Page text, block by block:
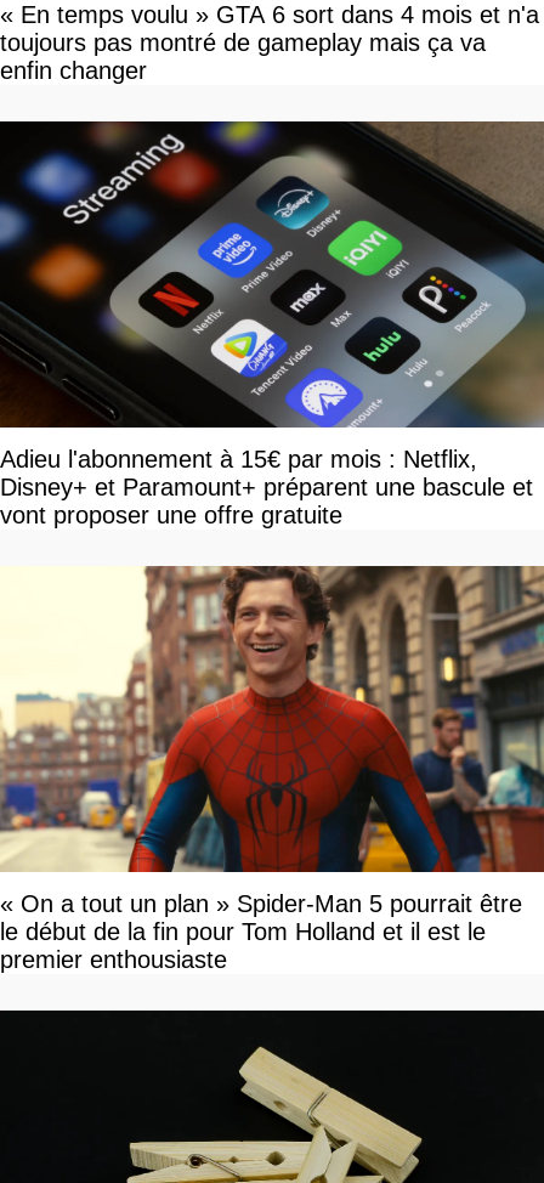
« En temps voulu » GTA 6 sort dans 4 mois et n'a
toujours pas montré de gameplay mais ça va
enfin changer
Adieu l'abonnement à 15€ par mois : Netflix,
Disney+ et Paramount+ préparent une bascule et
vont proposer une offre gratuite
« On a tout un plan » Spider-Man 5 pourrait être
le début de la fin pour Tom Holland et il est le
premier enthousiaste